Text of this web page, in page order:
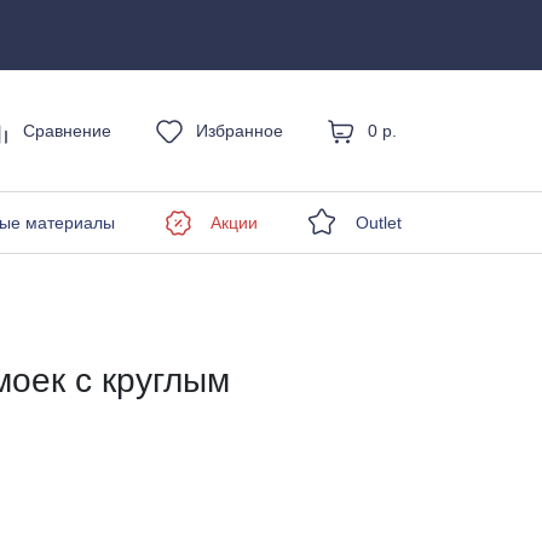
Сравнение Избранное 0 р.
материалы Акции Outlet
с круглым